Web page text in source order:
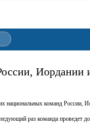
Иордании
команд России,
раз команда проведет